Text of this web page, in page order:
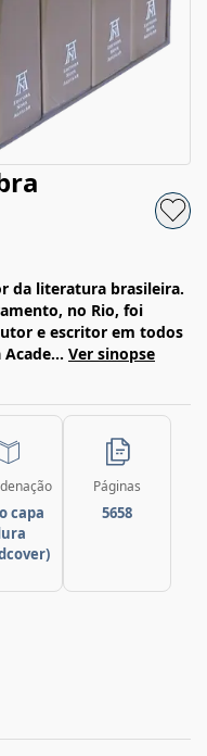
da literatura brasileira.
no Rio, foi
e escritor em todos
Ver sinopse
capa
Páginas
5658